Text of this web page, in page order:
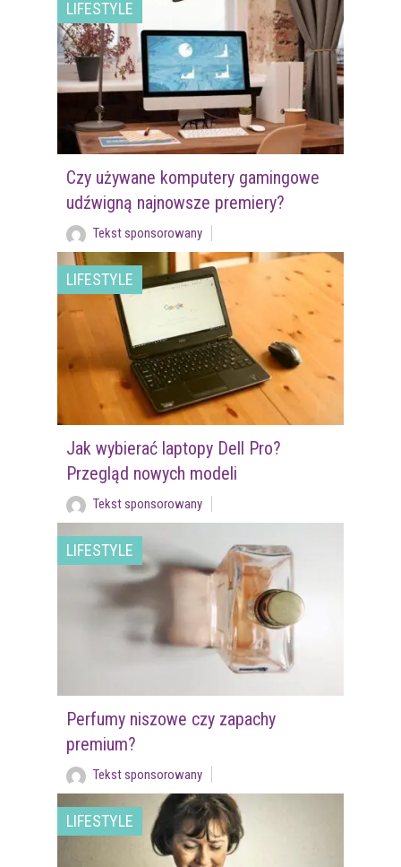
LIFESTYLE
Czy używane komputery gamingowe
udźwigną najnowsze premiery?
Tekst sponsorowany
LIFESTYLE
Jak wybierać laptopy Dell Pro?
Przegląd nowych modeli
Tekst sponsorowany
LIFESTYLE
Perfumy niszowe czy zapachy
premium?
Tekst sponsorowany
LIFESTYLE